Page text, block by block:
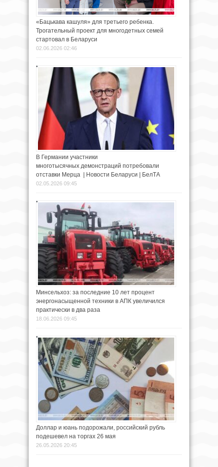
«Бацькава кашуля» для третьего ребенка.
Трогательный проект для многодетных семей
стартовал в Беларуси
02.06.2026 02:46
В Германии участники
многотысячных демонстраций потребовали
отставки Мерца | Новости Беларуси | БелТА
02.05.2026 09:45
Минсельхоз: за последние 10 лет процент
энергонасыщенной техники в АПК увеличился
практически в два раза
18.06.2026 09:45
Доллар и юань подорожали, российский рубль
подешевел на торгах 26 мая
26.05.2026 20:45